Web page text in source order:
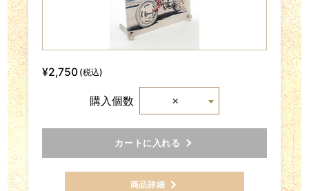
¥2,750 (税込)
購入個数 ×
カートに入れる
商品詳細